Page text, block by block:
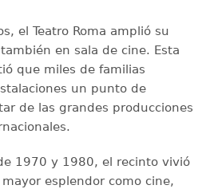
el Teatro Roma amplió su
en sala de cine. Esta
que miles de familias
un punto de
de las grandes producciones
1970 y 1980, el recinto vivió
esplendor como cine,